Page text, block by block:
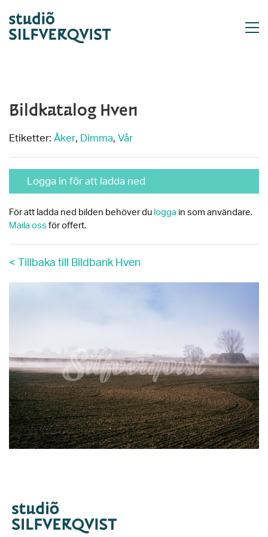
Bildkatalog Hven
Etiketter: Åker, Dimma, Vår
Logga in för att ladda ned
För att ladda ned bilden behöver du logga in som användare.
Maila oss för offert.
< Tillbaka till Bildbank Hven